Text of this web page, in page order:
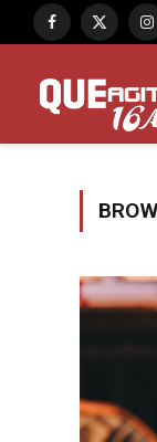
Facebook
X